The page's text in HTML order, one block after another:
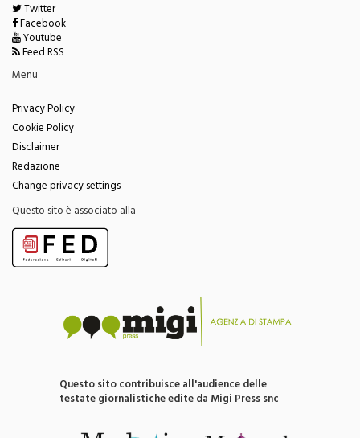
Twitter
Facebook
Youtube
Feed RSS
Menu
Privacy Policy
Cookie Policy
Disclaimer
Redazione
Change privacy settings
Questo sito è associato alla
Questo sito contribuisce all'audience delle
testate giornalistiche edite da Migi Press snc